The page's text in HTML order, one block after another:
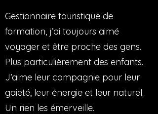
Gestionnaire touristique de
formation, j’ai toujours aimé
voyager et être proche des gens.
Plus particulièrement des enfants.
J’aime leur compagnie pour leur
gaieté, leur énergie et leur naturel.
Un rien les émerveille.